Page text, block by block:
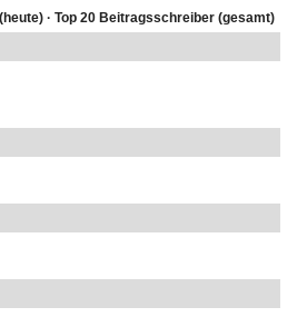
·Top 20 Beitragsschreiber (gesamt)